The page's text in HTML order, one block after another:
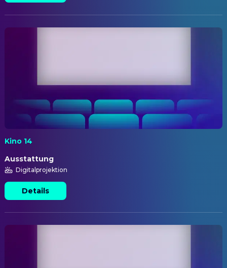
Kino 14
Ausstattung
Digitalprojektion
Details